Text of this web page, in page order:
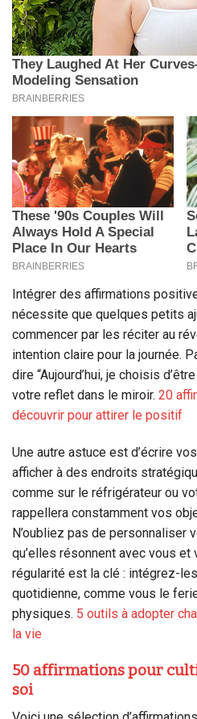
Intégrer des affirmations
nécessite que quelques petits
commencer par les réciter au
intention claire pour la journée.
dire “Aujourd’hui, je choisis
votre reflet dans le miroir. 20
découvrir pour attirer le positif
Une autre astuce est d’écrire
afficher à des endroits
comme sur le réfrigérateur ou
rappellera constamment vos
N’oubliez pas de personnaliser
qu’elles résonnent avec vous et
régularité est la clé : intégrez-
quotidienne, comme vous le
physiques. 5 outils à adopter
la vie
50 affirmations pour
soi